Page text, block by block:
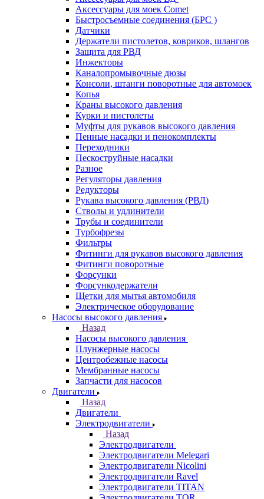
Аксессуары для моек Comet
Быстросъемные соединения (БРС )
Датчики
Держатели пистолетов, ковриков, шлангов
Защита для РВД
Инжекторы
Каналопромывочные дюзы
Консоли, штанги поворотные для автомоек
Копья
Краны высокого давления
Курки и пистолеты
Муфты для рукавов высокого давления
Пенные насадки и пенокомплекты
Переходники
Пескоструйные насадки
Разное
Регуляторы давления
Редукторы
Рукава высокого давления (РВД)
Стволы и удлинители
Трубы и соединители
Турбофрезы
Фильтры
Фитинги для рукавов высокого давления
Фитинги поворотные
Форсунки
Форсункодержатели
Щетки для мытья автомобиля
Электрическое оборудование
Насосы высокого давления
Назад
Насосы высокого давления
Плунжерные насосы
Центробежные насосы
Мембранные насосы
Запчасти для насосов
Двигатели
Назад
Двигатели
Электродвигатели
Назад
Электродвигатели
Электродвигатели Melegari
Электродвигатели Nicolini
Электродвигатели Ravel
Электродвигатели TITAN